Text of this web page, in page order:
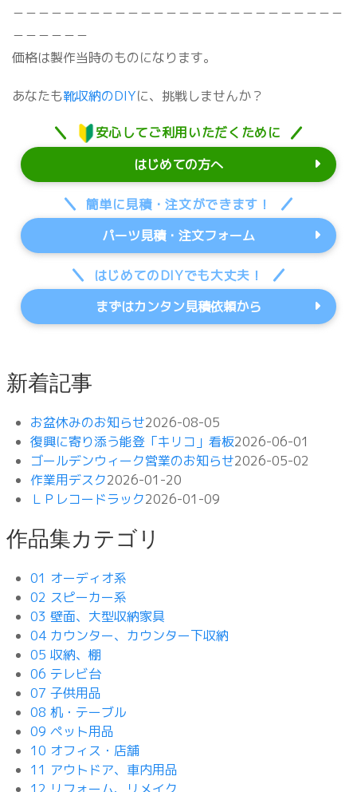
－－－－－－－－－－－－－－－－－－－－－－－－－－
－－－－－－
価格は製作当時のものになります。
あなたも靴収納のDIYに、挑戦しませんか？
安心してご利用いただくために
はじめての方へ
簡単に見積・注文ができます！
パーツ見積・注文フォーム
はじめてのDIYでも大丈夫！
まずはカンタン見積依頼から
新着記事
お盆休みのお知らせ2026-08-05
復興に寄り添う能登「キリコ」看板2026-06-01
ゴールデンウィーク営業のお知らせ2026-05-02
作業用デスク2026-01-20
ＬＰレコードラック2026-01-09
作品集カテゴリ
01 オーディオ系
02 スピーカー系
03 壁面、大型収納家具
04 カウンター、カウンター下収納
05 収納、棚
06 テレビ台
07 子供用品
08 机・テーブル
09 ペット用品
10 オフィス・店舗
11 アウトドア、車内用品